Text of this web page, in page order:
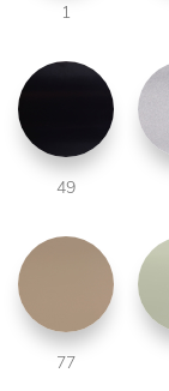
1
49
77